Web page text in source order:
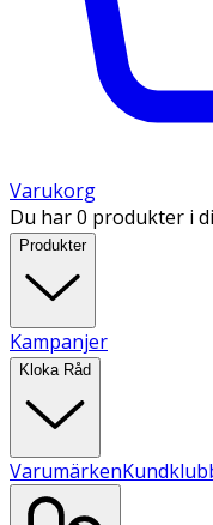
Varukorg
Du har 0 produkter i
Produkter
Kampanjer
Kloka Råd
Varumärken